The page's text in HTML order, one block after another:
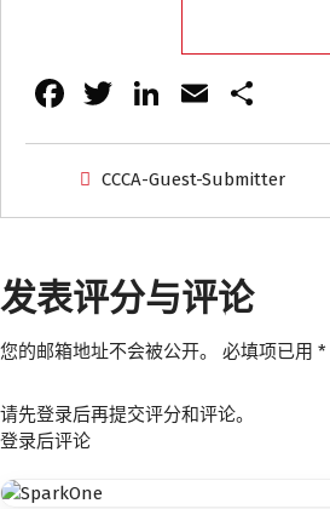
Fa
ce
b
o
k
T
wi
tt
er
Li
n
k
e
n
E
m
ai
l
享
CCCA-Guest-Submitter
发表评分与评论
您的邮箱地址不会被公开。 必填项已用 *
请先登录后再提交评分和评论。
登录后评论